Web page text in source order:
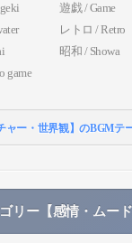
遊戯 / Game
レトロ / Retro
昭和 / Showa
game
ャー・世界観】のBGMテ
リー【感情・ムード